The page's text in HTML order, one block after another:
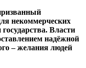
некоммерческих
Власти
надёжной
– желания людей